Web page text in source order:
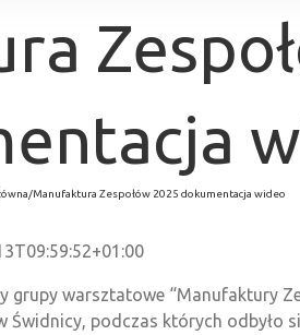
/Manufaktura Zespołów 2025 dokumentacja wideo
warsztatowe “Manufaktury
Świdnicy, podczas których